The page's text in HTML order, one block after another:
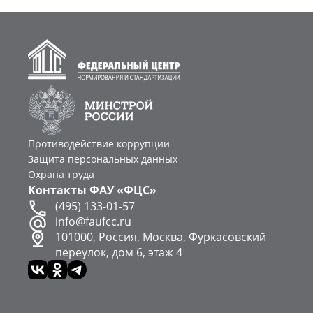
Противодействие коррупции
Защита персональных данных
Охрана труда
Контакты ФАУ «ФЦС»
(495) 133-01-57
info@faufcc.ru
101000, Россия, Москва, Фуркасовский
переулок, дом 6, этаж 4